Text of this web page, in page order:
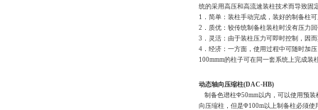
统的采用高压和高流速装柱技术而导致固
1．简单：装柱手动完成，装好的制备
2．质优：较传统制备柱装柱时没有压力
3．灵活：由于装柱压力可即时控制，因
4．经济：一方面，使用过程中可随时加
100mmm的柱子可在同一套系统上完成装
动态轴向压缩柱(DAC-HB)
制备色谱柱Φ50mm以内，可以使用预装
向压缩柱，但是Φ100m以上制备柱必须使